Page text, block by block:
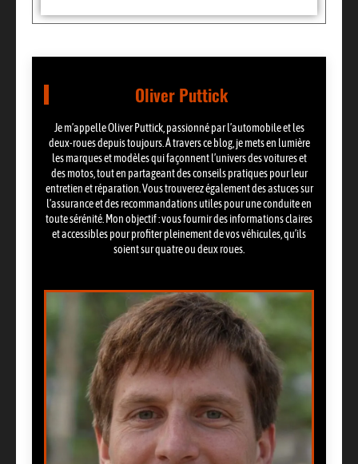
Oliver Puttick
Je m’appelle Oliver Puttick, passionné par l’automobile et les
deux-roues depuis toujours. À travers ce blog, je mets en lumière
les marques et modèles qui façonnent l’univers des voitures et
des motos, tout en partageant des conseils pratiques pour leur
entretien et réparation. Vous trouverez également des astuces sur
l’assurance et des recommandations utiles pour une conduite en
toute sérénité. Mon objectif : vous fournir des informations claires
et accessibles pour profiter pleinement de vos véhicules, qu’ils
soient sur quatre ou deux roues.